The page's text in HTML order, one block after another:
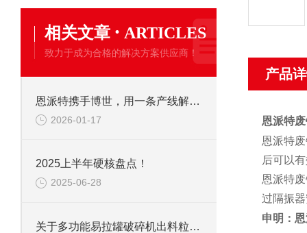
相关文章 · ARTICLES
致力于成为合格的解决方案供应商！
恩派特携手博世，用一条产线解决环保+成本两大难题！
2026-01-17
2025上半年硬核盘点！
2025-06-28
关于多功能易拉罐破碎机出料粒度不均匀的问题
产品
恩派特
恩派特
后可以
恩派特
过隔振
申明：